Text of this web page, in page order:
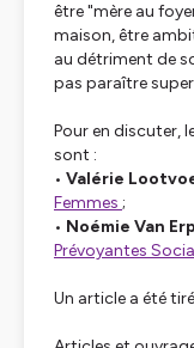
être "mère au
maison, être
au détriment de
pas paraître
Pour en discuter,
sont :
• Valérie
Femmes ;
• Noémie Van
Prévoyantes
Un article a été